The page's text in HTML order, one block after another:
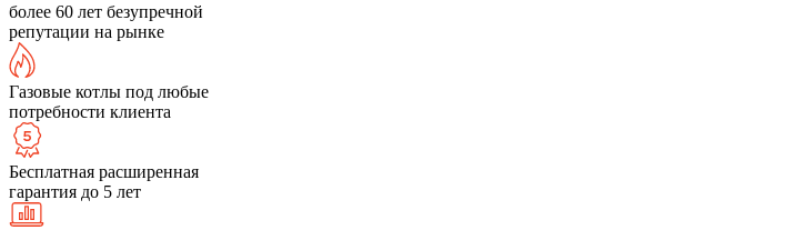
более 60 лет безупречной
репутации на рынке
Газовые котлы под любые
потребности клиента
Бесплатная расширенная
гарантия до 5 лет